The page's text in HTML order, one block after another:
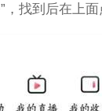
找到后在上面